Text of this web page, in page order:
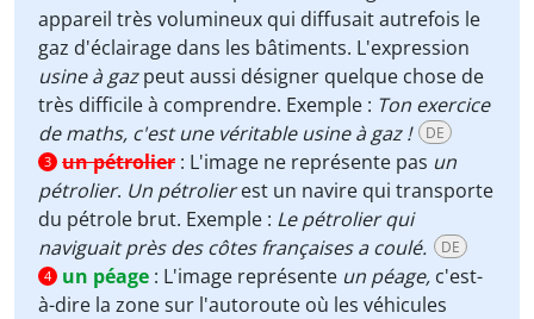
appareil très volumineux qui diffusait autrefois le
gaz d'éclairage dans les bâtiments. L'expression
usine à gazpeut aussi désigner quelque chose de
très difficile à comprendre. Exemple : Ton exercice
de maths, c'est une véritable usine à gaz !
DE
3 un pétrolier : L'image ne représente pas un
pétrolier. Un pétrolierest un navire qui transporte
du pétrole brut. Exemple : Le pétrolier qui
naviguait près des côtes françaises a coulé.
DE
4 un péage : L'image représente un péage, c'est-
à-dire la zone sur l'autoroute où les véhicules